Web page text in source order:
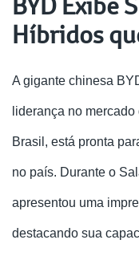
Híbridos
A gigante chinesa
liderança no
Brasil, está pronta
no país. Durante o
apresentou uma
destacando sua